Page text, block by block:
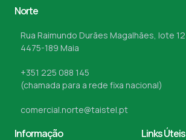
Norte
Rua Raimundo Durães Magalhães, lote 12
4475-189 Maia
+351 225 088 145
(chamada para a rede fixa nacional)
comercial.norte@taistel.pt
Informação Links Úteis